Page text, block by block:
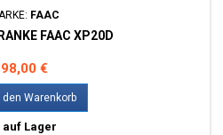
FAAC
FAAC XP20D
Preis
98,00 €
den Warenkorb
auf Lager